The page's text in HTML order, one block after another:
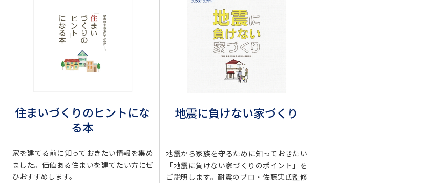
住まいづくりのヒントにな
る本
家を建てる前に知っておきたい情報を集め
ました。価値ある住まいを建てたい方にぜ
ひおすすめします。
地震に負けない家づくり
地震から家族を守るために知っておきたい
「地震に負けない家づくりのポイント」を
ご説明します。耐震のプロ・佐藤実氏監修